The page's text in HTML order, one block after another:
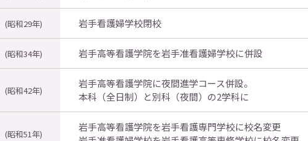
(昭和29年) 岩手看護婦学校閉校
(昭和34年) 岩手高等看護学院を岩手准看護婦学校に併設
(昭和42年)
岩手高等看護学院に夜間進学コース併設。
本科（全日制）と別科（夜間）の2学科に
(昭和51年)
岩手高等看護学院を岩手看護専門学校に校名変更